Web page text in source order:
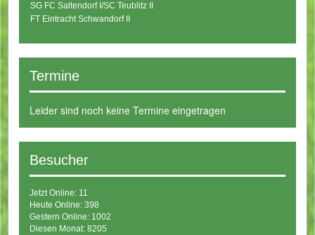
SG FC Saltendorf I/SC Teublitz II
FT Eintracht Schwandorf II
Termine
Leider sind noch keine Termine eingetragen
Besucher
Jetzt Online: 11
Heute Online: 398
Gestern Online: 1002
Diesen Monat: 8205